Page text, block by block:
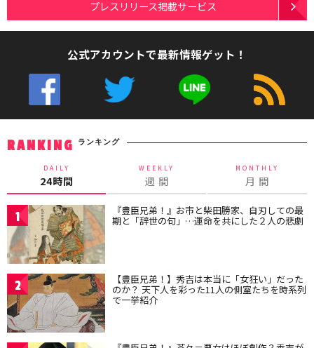
プレスリリース掲載サービス
公式アカウントで最新情報ゲット！
RANKING ランキング
DAILY
24時間
WEEKLY
週 間
MONTHLY
月 間
1 『豊臣兄弟！』お市と柴田勝家、自刃しての最
期と「辞世の句」…運命を共にした２人の悲劇
2 【豊臣兄弟！】秀吉は本当に「女狂い」だった
のか？ 天下人を彩った11人の側室たちを時系列
で一挙紹介